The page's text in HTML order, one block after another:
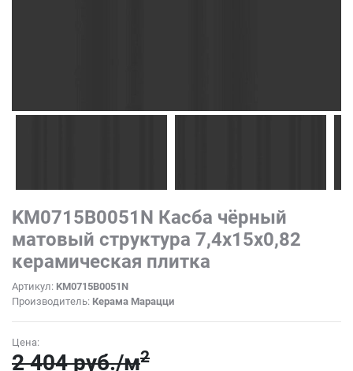
KM0715B0051N Касба чёрный
матовый структура 7,4x15x0,82
керамическая плитка
Артикул: KM0715B0051N
Производитель: Керама Марацци
Цена:
2 404 руб./м2